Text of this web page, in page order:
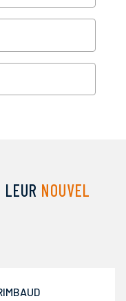
LEUR NOUVEL